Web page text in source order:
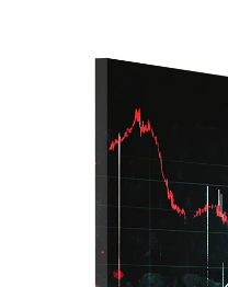
springen